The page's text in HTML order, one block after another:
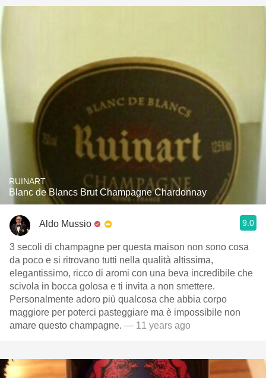
RUINART
Blanc de Blancs Brut Champagne Chardonnay
Aldo Mussio 9.0
3 secoli di champagne per questa maison non sono cosa
da poco e si ritrovano tutti nella qualità altissima,
elegantissimo, ricco di aromi con una beva incredibile che
scivola in bocca golosa e ti invita a non smettere.
Personalmente adoro più qualcosa che abbia corpo
maggiore per poterci pasteggiare ma è impossibile non
amare questo champagne. — 11 years ago